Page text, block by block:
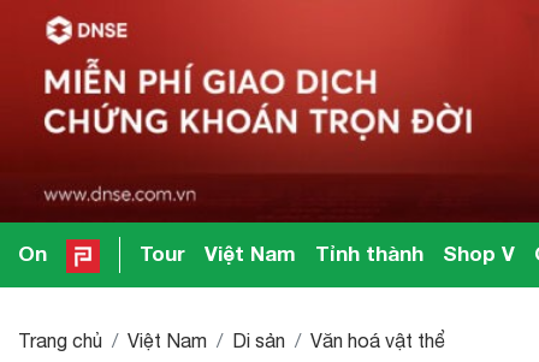
On Tour Việt Nam Tỉnh thành Shop V
Trang chủ Việt Nam Di sản Văn hoá vật thể